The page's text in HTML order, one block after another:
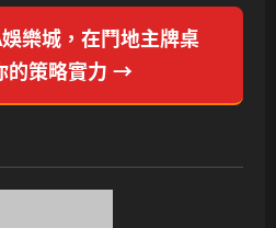
樂城，在鬥地主牌桌
的策略實力 →